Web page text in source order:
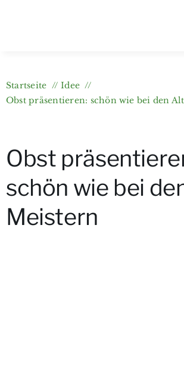
Startseite
Idee
Obst präsentieren: schön wie bei den
Obst
schön wie bei
Meistern